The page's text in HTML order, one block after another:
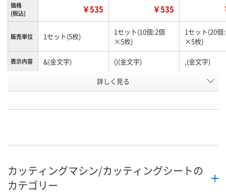
価格
(税込)
￥535 ￥535
販売単位 1セット(5枚)
1セット(10個:2個
×5枚)
1セット(20個
×5枚)
表示内容 &(金文字) ()(金文字) ,(金文字)
AW76514 AW78412
カゴへ カゴへ カ
詳しく見る
カッティングマシン/カッティングシートの
カテゴリー